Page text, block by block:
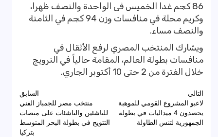
86 كجم غدا الخميس فى الواحدة والنصف ظهرا،
وكريم محلة في منافسات وزن 94 كجم في الثامنة
والنصف مساء.
ويشارك المنتخب المصري لرفع الأثقال في
منافسات بطولة العالم، المقامة حالياً في النرويج
خلال الفترة من 2 حتى 10 أكتوبر الجاري.
تصفّح
المقالات
السابق
منتخب مصر للجمباز الفني
للناشئين والناشئات على منصات
التتويج في بطولة البحر المتوسط
بتركيا
التالي
لاعبو المشروع القومي للموهبة
يحصدون 4 ميداليات في بطولة
الجمهورية لتنس الطاولة